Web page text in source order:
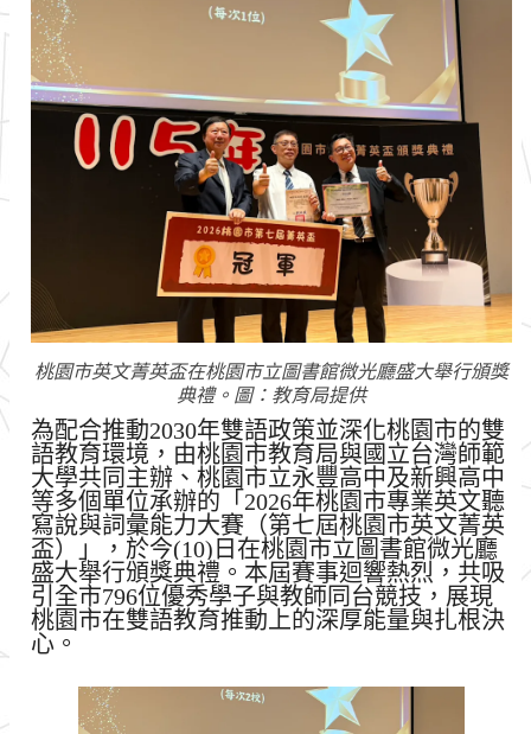
桃園市英文菁英盃在桃園市立圖書館微光廳盛大舉行頒獎
典禮。圖：教育局提供
為配合推動2030年雙語政策並深化桃園市的雙
語教育環境，由桃園市教育局與國立台灣師範
大學共同主辦、桃園市立永豐高中及新興高中
等多個單位承辦的「2026年桃園市專業英文聽
寫說與詞彙能力大賽（第七屆桃園市英文菁英
盃）」，於今(10)日在桃園市立圖書館微光廳
盛大舉行頒獎典禮。本屆賽事迴響熱烈，共吸
引全市796位優秀學子與教師同台競技，展現
桃園市在雙語教育推動上的深厚能量與扎根決
心。